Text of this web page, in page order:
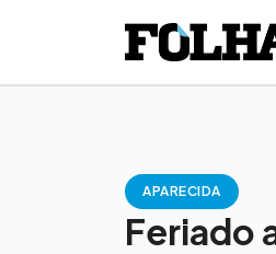
APARECIDA
Feriado